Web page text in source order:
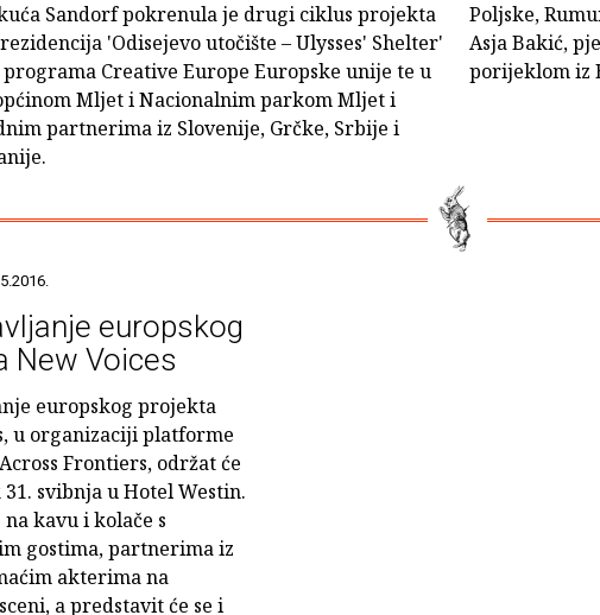
Sandorf pokrenula je drugi ciklus projekta
'Odisejevo utočište – Ulysses' Shelter'
Creative Europe Europske unije te u
Mljet i Nacionalnim parkom Mljet i
partnerima iz Slovenije, Grčke, Srbije i
Poljske,
Asja Bakić,
porijeklom iz
europskog
New Voices
europskog projekta
u organizaciji platforme
Frontiers, održat će
svibnja u Hotel Westin.
na kavu i kolače s
gostima, partnerima iz
akterima na
a predstavit će se i